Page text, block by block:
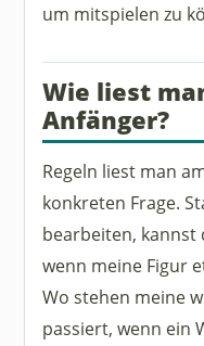
um mitspielen zu
Wie liest
Anfänger?
Regeln liest man
konkreten Frage.
bearbeiten, kannst
wenn meine Figur
Wo stehen meine
passiert, wenn ein